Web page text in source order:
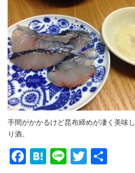
手間がかかるけど昆布締めが凄く美味
り酒。
Facebook
Hatena
LineTwitter